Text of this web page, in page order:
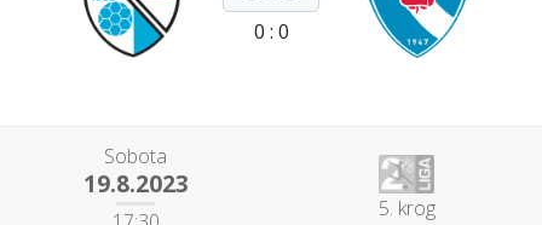
0 : 0
Sobota
19.8.2023
5. krog